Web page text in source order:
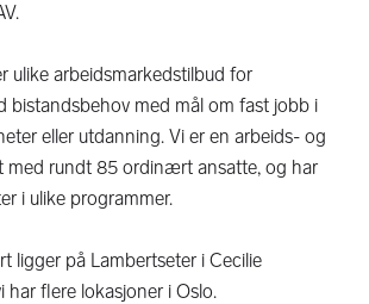
ulike arbeidsmarkedstilbud for
bistandsbehov med mål om fast jobb i
eller utdanning. Vi er en arbeids- og
med rundt 85 ordinært ansatte, og har
i ulike programmer.
ligger på Lambertseter i Cecilie
har flere lokasjoner i Oslo.